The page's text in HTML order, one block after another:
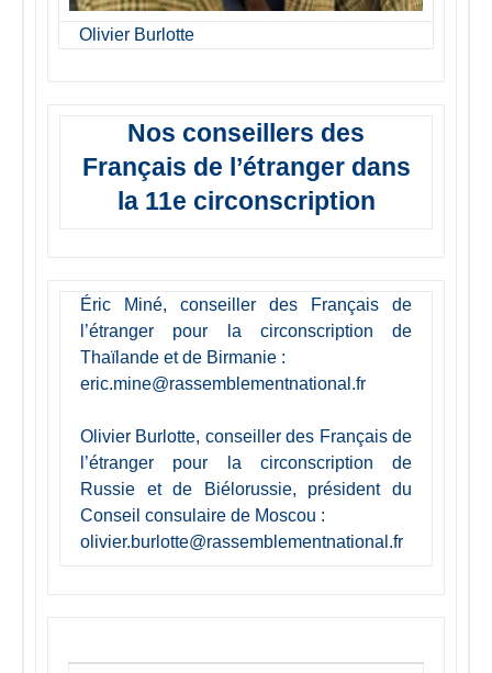
Olivier Burlotte
Nos conseillers des
Français de l’étranger dans
la 11e circonscription
Éric Miné, conseiller des Français de
l’étranger pour la circonscription de
Thaïlande et de Birmanie :
eric.mine@rassemblementnational.fr
Olivier Burlotte, conseiller des Français de
l’étranger pour la circonscription de
Russie et de Biélorussie, président du
Conseil consulaire de Moscou :
olivier.burlotte@rassemblementnational.fr